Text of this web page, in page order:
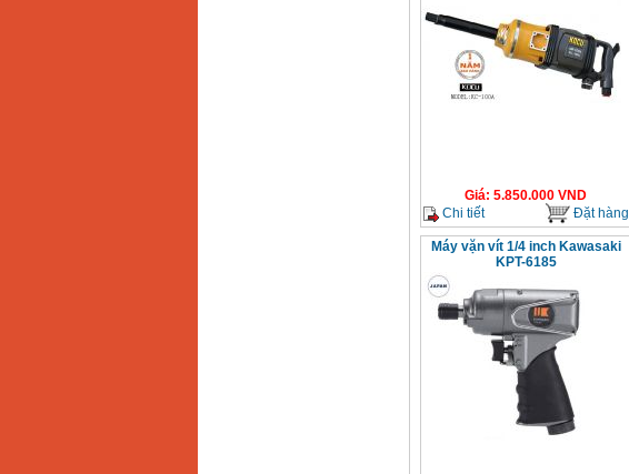
Giá: 5.850.000 VND
Chi tiết
Đặt hàng
Máy vặn vít 1/4 inch Kawasaki
KPT-6185